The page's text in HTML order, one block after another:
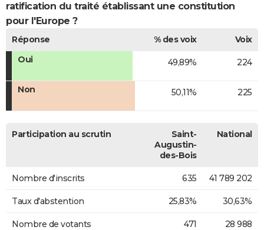
ratification du traité établissant une constitution
pour l'Europe ?
Réponse % des voix
Voix
Oui
49,89% 224
Non 50,11% 225
Participation au scrutin
Saint-
Augustin-
des-Bois
National
Nombre d'inscrits 635 41 789 202
Taux d'abstention 25,83% 30,63%
Nombre de votants 471
28 988